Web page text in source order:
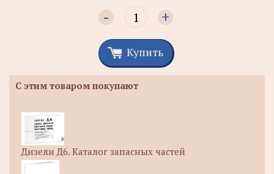
- +
Купить
С этим товаром покупают
Дизели Д6. Каталог запасных частей